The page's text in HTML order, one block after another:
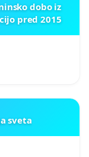
dobo iz
pred 2015
sveta